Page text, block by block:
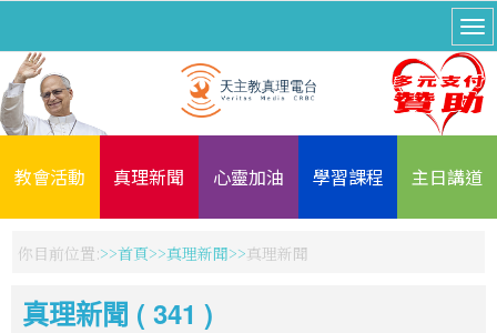
教會活動 真理新聞 心靈加油 學習課程 主日講道
你目前位置: 首頁 真理新聞 真理新聞
真理新聞 ( 341 )